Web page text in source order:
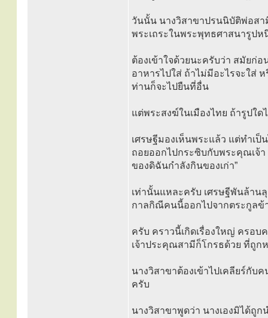
วันนั้น นางวิสาขาปรนนิบัติพ่อสา
พระเถระในพระพุทธศาสนารูป
ต้องเข้าใจด้วยนะครับว่า สมัยก่
อาหารไปใส่ ถ้าไม่มีอะไรจะใส่
ท่านก็จะไปยืนที่อื่น
แต่พระสงฆ์ในเมืองไทย ถ้ารูปใ
เศรษฐีมองเห็นพระแล้ว แต่ทำเ
ถอยออกไปกระซิบกับพระคุณเจ้
ของดิฉันกำลังกินของเก่า”
เท่านั้นแหละครับ เศรษฐีพันล้าน
กาลกิณีคนนี้ออกไปจากตระกูลข้
ครับ คราวนี้เกิดเรื่องใหญ่ ครอ
เจ้าประคุณสามีก็โกรธด้วย ที่ถูก
นางวิสาขาต้องเข้าไปเคลียร์กับ
ครับ
นางวิสาขาพูดว่า นางเองมิได้ถู